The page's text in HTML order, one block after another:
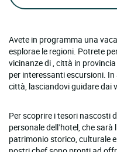
Avete in programma una
esplorae le regioni. Potrete
vicinanze di , città in
per interessanti escursioni.
città, lasciandovi guidare dai
Per scoprire i tesori nascosti
personale dell’hotel, che
patrimonio storico, culturale